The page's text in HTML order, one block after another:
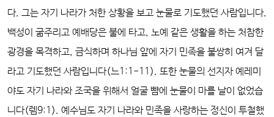
다. 그는 자기 나라가 처한 상황을 보고 눈물로 기도했던 사람입니다.
백성이 굶주리고 예배당은 불에 타고, 노예 같은 생활을 하는 처참한
광경을 목격하고, 금식하며 하나님 앞에 자기 민족을 불쌍히 여겨 달
라고 기도했던 사람입니다(느1:1-11). 또한 눈물의 선지자 예레미
야도 자기 나라와 조국을 위해서 얼굴 뺨에 눈물이 마를 날이 없었습
니다(렘9:1). 예수님도 자기 나라와 민족을 사랑하는 정신이 투철했